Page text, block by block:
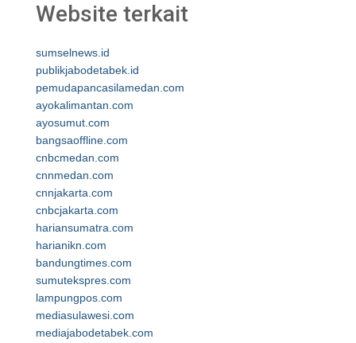
Website terkait
sumselnews.id
publikjabodetabek.id
pemudapancasilamedan.com
ayokalimantan.com
ayosumut.com
bangsaoffline.com
cnbcmedan.com
cnnmedan.com
cnnjakarta.com
cnbcjakarta.com
hariansumatra.com
harianikn.com
bandungtimes.com
sumutekspres.com
lampungpos.com
mediasulawesi.com
mediajabodetabek.com